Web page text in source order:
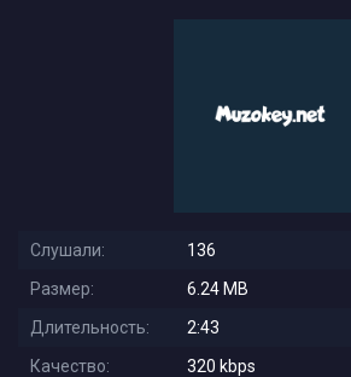
Слушали:
136
Размер:
6.24 MB
Длительность:
2:43
Качество:
320 kbps